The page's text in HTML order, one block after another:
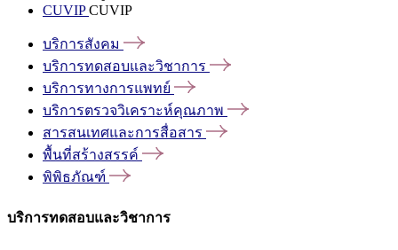
CUVIPCUVIP
บริการสังคม
บริการทดสอบและวิชาการ
บริการทางการแพทย์
บริการตรวจวิเคราะห์คุณภาพ
สารสนเทศและการสื่อสาร
พื้นที่สร้างสรรค์
พิพิธภัณฑ์
บริการทดสอบและวิชาการ